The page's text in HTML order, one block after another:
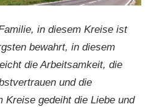
in diesem Kreise ist
bewahrt, in diesem
die Arbeitsamkeit, die
und die
Kreise gedeiht die Liebe und